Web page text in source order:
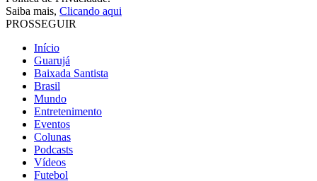
Saiba mais, Clicando aqui
PROSSEGUIR
Início
Guarujá
Baixada Santista
Brasil
Mundo
Entretenimento
Eventos
Colunas
Podcasts
Vídeos
Futebol